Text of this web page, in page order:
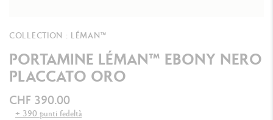
COLLECTION : LÉMAN™
PORTAMINE LÉMAN™ EBONY NERO
PLACCATO ORO
CHF 390.00
+ 390 punti fedeltà